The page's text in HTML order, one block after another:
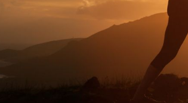
INVIARE
si svolge durante una vera e propria sessione di
il Cliente, in cui viene elaborata una precisa
DIREZIONATA